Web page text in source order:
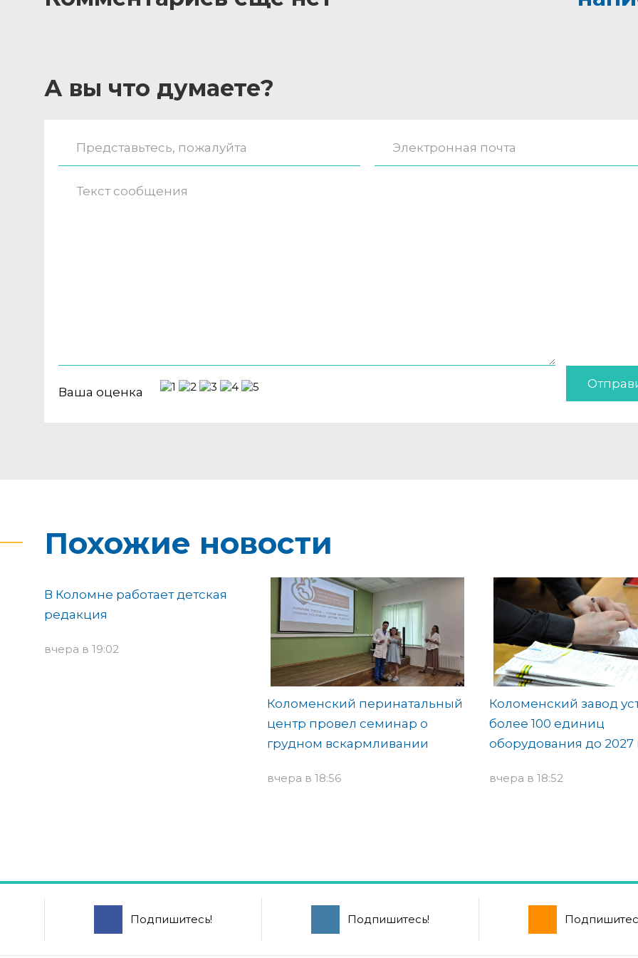
А вы что думаете?
Ваша оценка
Похожие новости
В Коломне работает детская
редакция
вчера в 19:02
Коломенский перинатальный
центр провел семинар о
грудном вскармливании
вчера в 18:56
Коломенский завод
более 100 единиц
оборудования до 2027
вчера в 18:52
Подпишитесь! Подпишитесь!